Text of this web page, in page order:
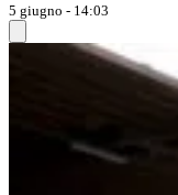
5 giugno - 14:03